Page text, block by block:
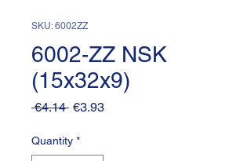
SKU: 6002ZZ
6002-ZZ NSK
(15x32x9)
€4.14 Regular
€3.93Sale
Quantity *